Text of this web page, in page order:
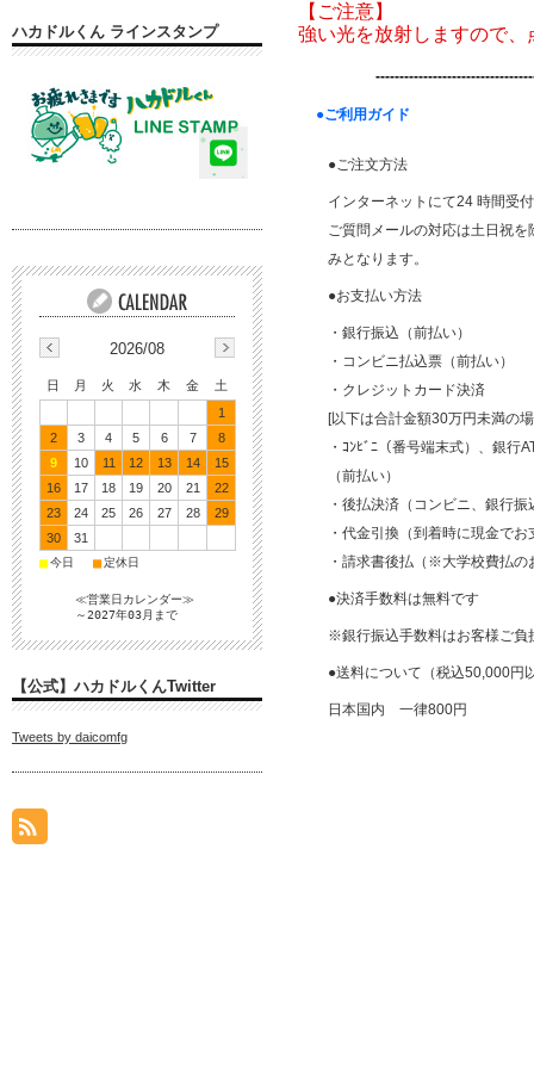
【ご注意】
強い光を放射しますので
●ご利用ガイド
●ご注文方法
インターネットにて24 時間受
ご質問メールの対応は土日祝
みとなります。
●お支払い方法
・銀行振込（前払い）
・コンビニ払込票（前払い）
・クレジットカード決済
[以下は合計金額30万円未満の
・ｺﾝﾋﾞﾆ（番号端末式）、銀行
（前払い）
・後払決済（コンビニ、銀行
・代金引換（到着時に現金でお
・請求書後払（※大学校費払の
●決済手数料は無料です
※銀行振込手数料はお客様ご負
●送料について（税込50,000円
日本国内 一律800円
ハカドルくん ラインスタンプ
2026/08
日 月 火 水 木 金
土
1
2
3 4 5 6 7
8
9
10 11 12 13 14
15
16
17 18 19 20 21
22
23
24 25 26 27 28
29
30
31
■今日 ■定休日
≪営業日カレンダー≫
～2027年03月まで
【公式】ハカドルくんTwitter
Tweets by daicomfg